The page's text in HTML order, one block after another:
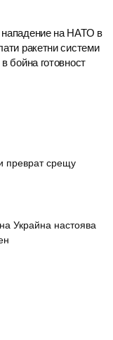
на НАТО в
ракетни системи
бойна готовност
срещу
Украйна настоява